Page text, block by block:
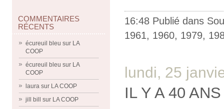
COMMENTAIRES
RÉCENTS
écureuil bleu sur LA
COOP
écureuil bleu sur LA
COOP
laura sur LA COOP
jill bill
sur LA COOP
16:48 Publié dans
1961, 1960, 1979,
lundi, 25
IL Y A 40 ANS